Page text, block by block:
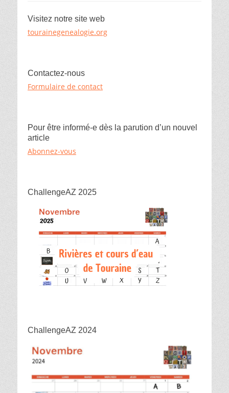
e
e
o
t
a
Visitez notre site web
tourainegenealogie.org
Contactez-nous
Formulaire de contact
Pour être informé-e dès la parution d’un nouvel
article
Abonnez-vous
ChallengeAZ 2025
ChallengeAZ 2024